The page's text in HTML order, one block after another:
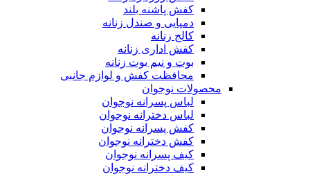
کفش پاشنه بلند
دمپایی و صندل زنانه
کالج زنانه
کفش اداری زنانه
بوت و نیم بوت زنانه
محافظت کفش و لوازم جانبی
محصولات نوجوان
لباس پسرانه نوجوان
لباس دخترانه نوجوان
کفش پسرانه نوجوان
کفش دخترانه نوجوان
کیف پسرانه نوجوان
کیف دخترانه نوجوان